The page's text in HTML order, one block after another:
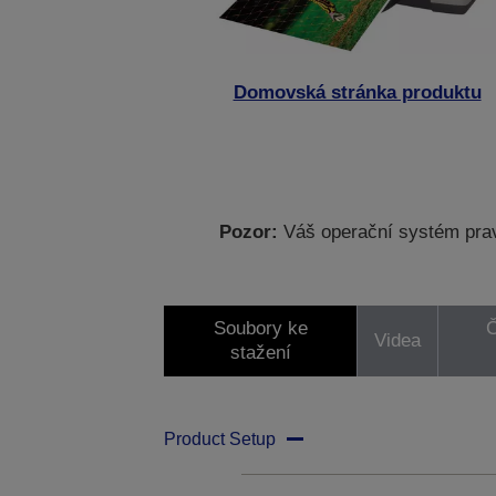
Domovská stránka produktu
Pozor: Váš operační systém
Soubory ke
stažení
Videa
Product Setup